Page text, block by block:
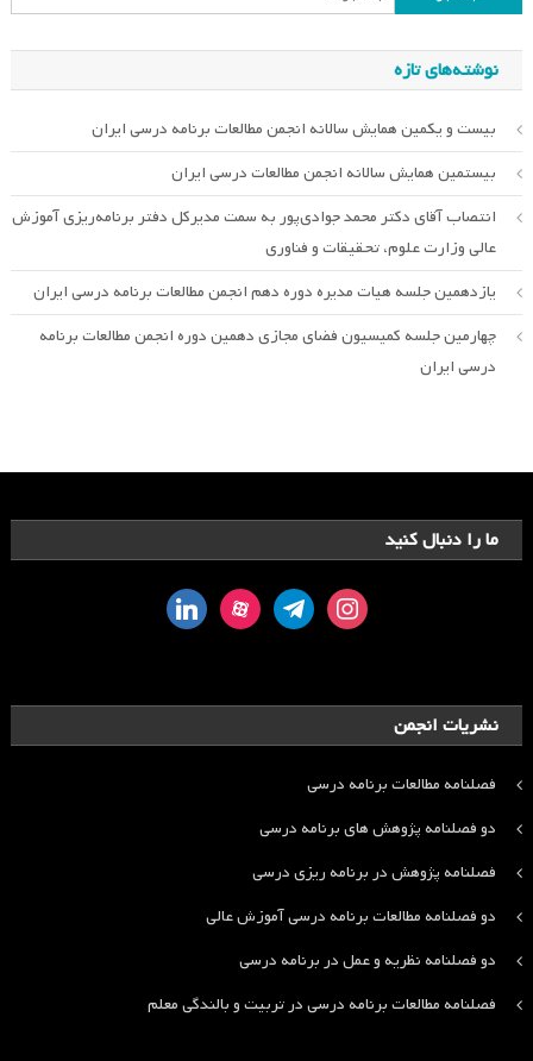
برای:
نوشته‌های تازه
بیست و یکمین همایش سالانه انجمن مطالعات برنامه درسی ایران
بیستمین همایش سالانه انجمن مطالعات درسی ایران
انتصاب آقای دکتر محمد جوادی‌پور به سمت مدیرکل دفتر برنامه‌ریزی آموزش
عالی وزارت علوم، تحقیقات و فناوری
یازدهمین جلسه هیات مدیره دوره دهم انجمن مطالعات برنامه درسی ایران
چهارمین جلسه کمیسیون فضای مجازی دهمین دوره انجمن مطالعات برنامه
درسی ایران
ما را دنبال کنید
instagram
telegram
aparat
linkedin
نشریات انجمن
فصلنامه مطالعات برنامه درسی
دو فصلنامه پژوهش های برنامه درسی
فصلنامه پژوهش در برنامه ریزی درسی
دو فصلنامه مطالعات برنامه درسی آموزش عالی
دو فصلنامه نظریه و عمل در برنامه درسی
فصلنامه مطالعات برنامه درسی در تربیت و بالندگی معلم